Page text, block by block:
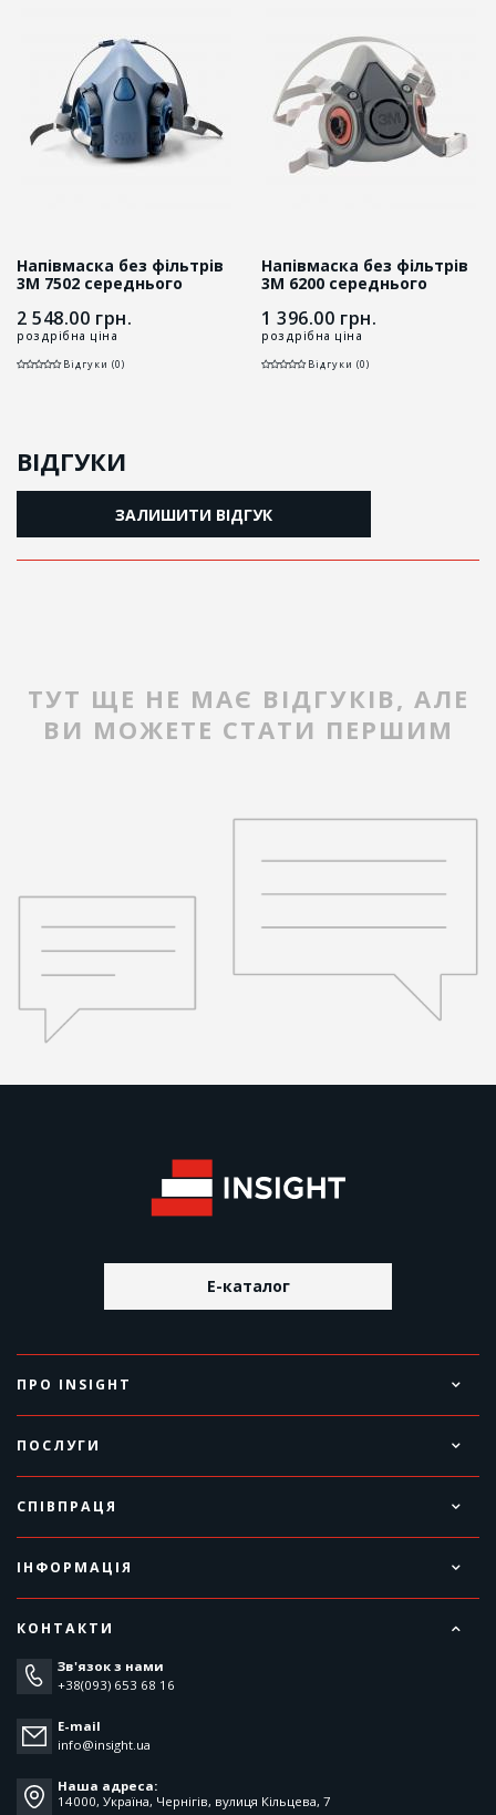
Напівмаска без фільтрів
3M 7502 середнього
2 548.00 грн.
роздрібна ціна
Відгуки (0)
Напівмаска без фільтрів
3М 6200 середнього
1 396.00 грн.
роздрібна ціна
Відгуки (0)
ВІДГУКИ
ЗАЛИШИТИ ВІДГУК
ТУТ ЩЕ НЕ МАЄ ВІДГУКІВ, АЛЕ
ВИ МОЖЕТЕ СТАТИ ПЕРШИМ
E-каталог
ПРО INSIGHT
ПОСЛУГИ
СПІВПРАЦЯ
ІНФОРМАЦІЯ
КОНТАКТИ
Зв'язок з нами
+38(093) 653 68 16
E-mail
info@insight.ua
Наша адреса:
14000, Україна, Чернігів, вулиця Кільцева, 7